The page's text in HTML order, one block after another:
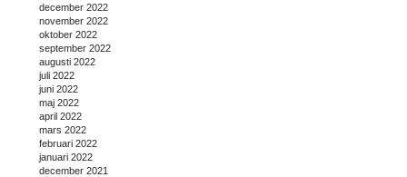
december 2022
november 2022
oktober 2022
september 2022
augusti 2022
juli 2022
juni 2022
maj 2022
april 2022
mars 2022
februari 2022
januari 2022
december 2021